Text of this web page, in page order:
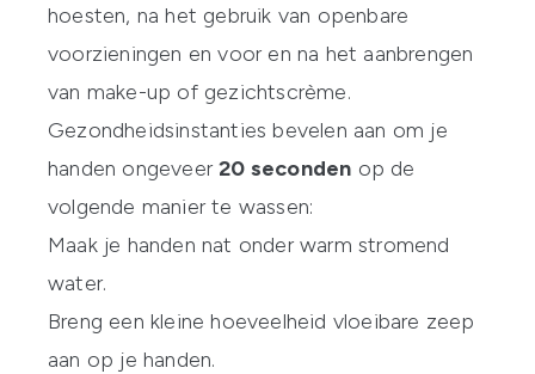
hoesten, na het gebruik van openbare
voorzieningen en voor en na het aanbrengen
van make-up of gezichtscrème.
Gezondheidsinstanties bevelen aan om je
handen ongeveer20 seconden op de
volgende manier te wassen:
Maak je handen nat onder warm stromend
water.
Breng een kleine hoeveelheid vloeibare zeep
aan op je handen.